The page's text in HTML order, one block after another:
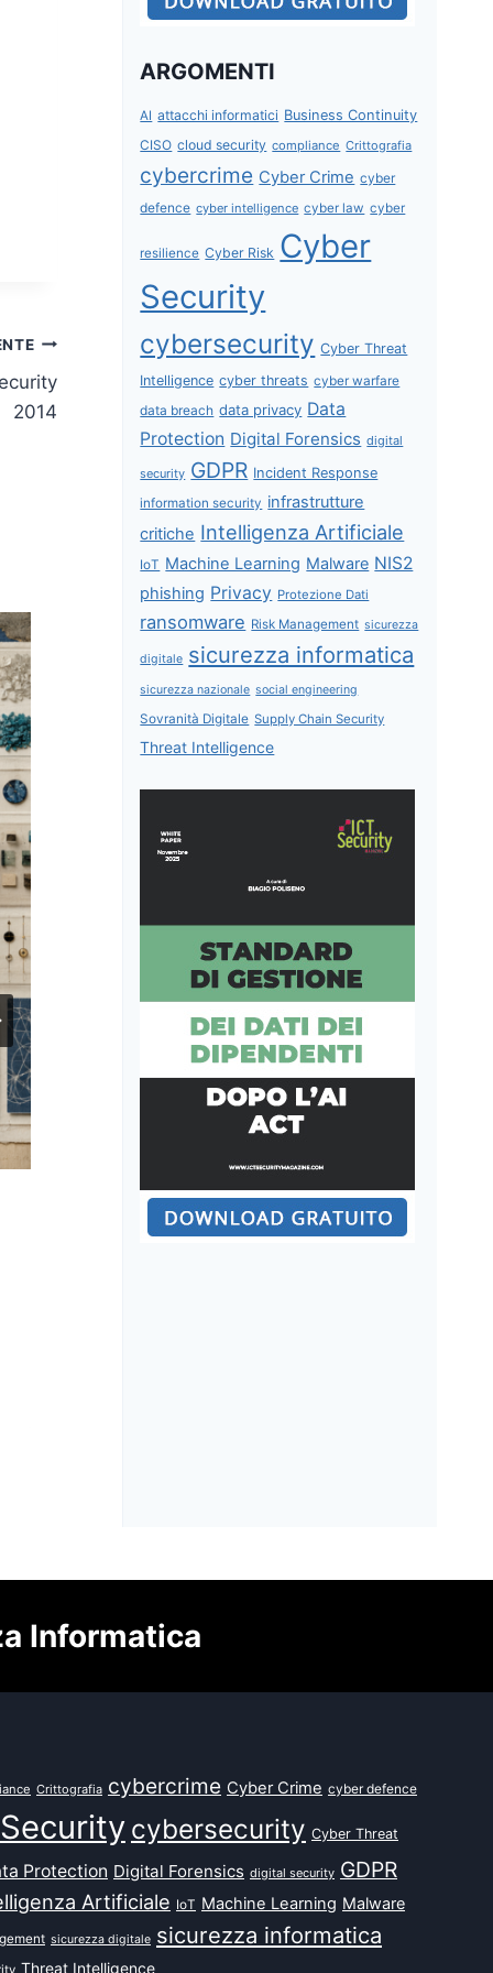
2014
Application Security Posture
ARGOMENTI
AI attacchi informatici Business Continuity
CISO cloud security compliance Crittografia
cybercrime Cyber Crime cyber
defence cyber intelligence cyber law cyber
resilience Cyber Risk Cyber
Security
cybersecurity Cyber Threat
Intelligence cyber threats cyber warfare
data breach data privacy Data
Protection Digital Forensics digital
security GDPR Incident Response
information security infrastrutture
critiche Intelligenza Artificiale
IoT Machine Learning Malware NIS2
phishing Privacy Protezione Dati
ransomware Risk Management sicurezza
digitale sicurezza informatica
sicurezza nazionale social engineering
Sovranità Digitale Supply Chain Security
Threat Intelligence
Informatica
Crittografia cybercrime Cyber Crime cyber defence
cybersecurity Cyber Threat
Protection Digital Forensics digital security GDPR
Artificiale IoT Machine Learning Malware
sicurezza digitale sicurezza informatica
Threat Intelligence